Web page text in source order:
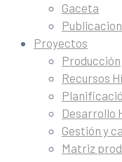
Gaceta
Proyectos
Producción
Recursos
Desarrollo
Gestión y
Matriz